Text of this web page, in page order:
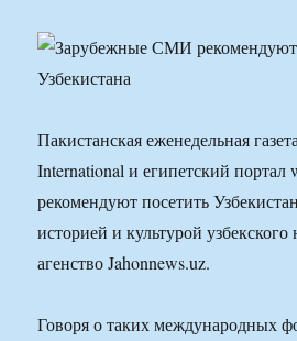
Пакистанская еженедельная
International и египетский портал
рекомендуют посетить
историей и культурой
агенство Jahonnews.uz.
Говоря о таких международных